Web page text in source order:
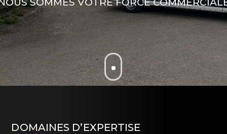
DOMAINES D’EXPERTISE